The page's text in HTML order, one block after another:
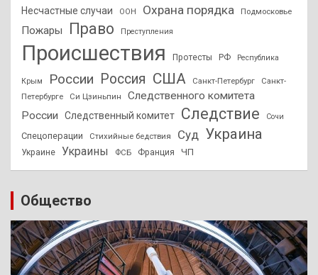
Несчастные случаи ООН Охрана порядка Подмосковье
Пожары Право Преступления
Происшествия Протесты РФ Республика
Крым России Россия США Санкт-Петербург
Санкт-
Петербурге
Си Цзиньпин
Следственного комитета
России
Следственный комитет Следствие Сочи
Спецоперации Стихийные бедствия Суд Украина
Украине Украины ФСБ Франция ЧП
Общество